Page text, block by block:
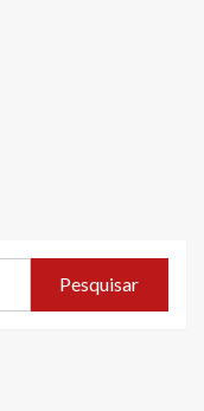
Pesquisar